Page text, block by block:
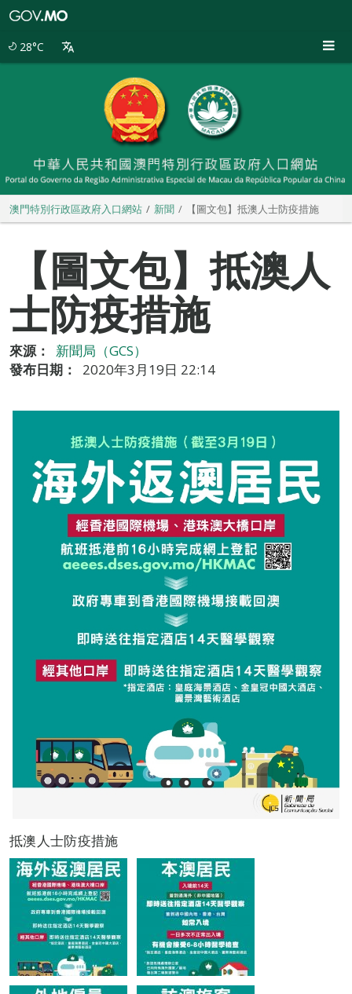
28°C
澳門特別行政區政府入口網站 新聞 【圖文包】抵澳人士防疫措施
【圖文包】抵澳人
士防疫措施
來源：
新聞局（GCS）
發布日期：
2020年3月19日 22:14
抵澳人士防疫措施